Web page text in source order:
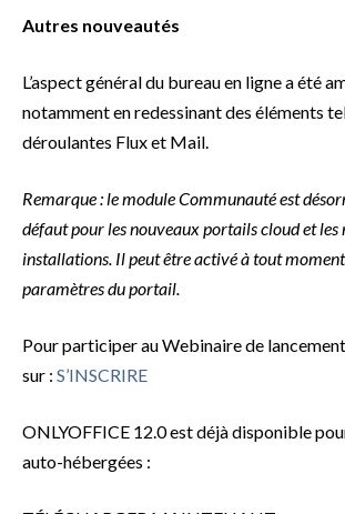
Autres nouveautés
L’aspect général du bureau en ligne a été
notamment en redessinant des éléments
déroulantes Flux et Mail.
Remarque : le module Communauté est
défaut pour les nouveaux portails cloud et les
installations. Il peut être activé à tout
paramètres du portail.
Pour participer au Webinaire de
sur : S’INSCRIRE
ONLYOFFICE 12.0 est déjà disponible
auto-hébergées :